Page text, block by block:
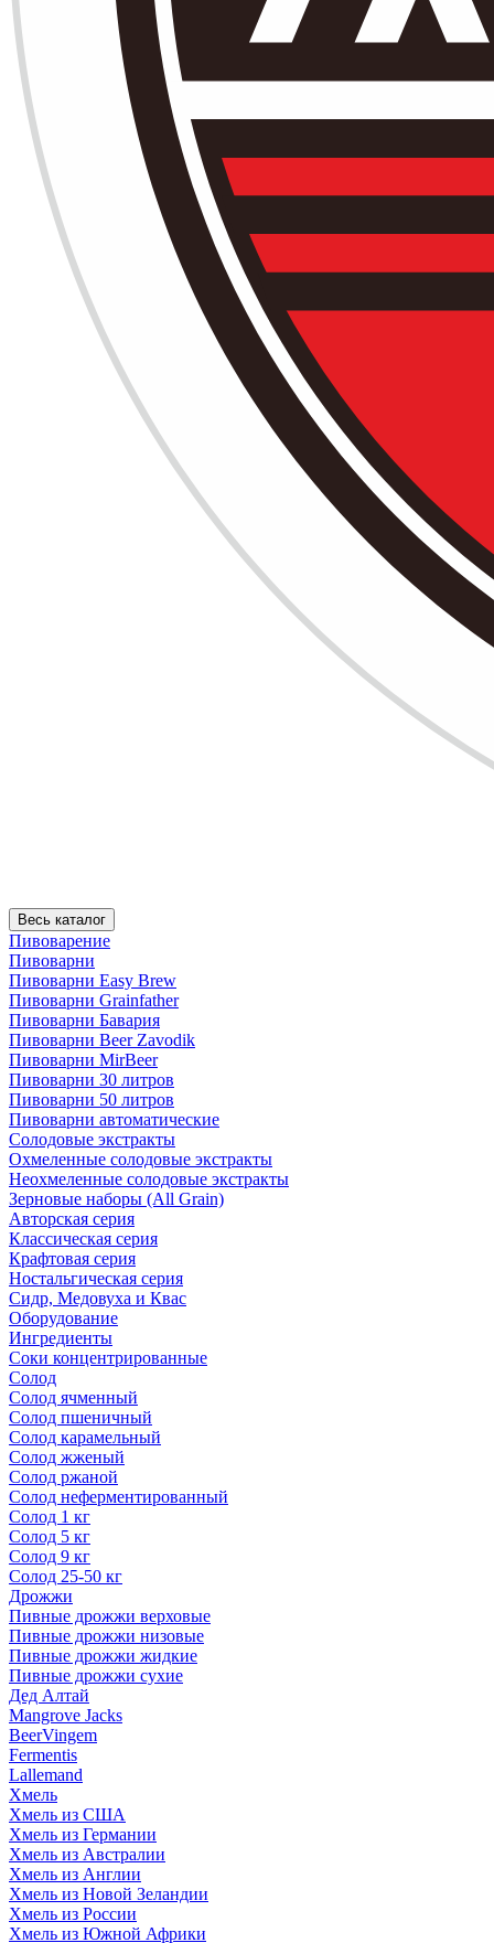
Весь каталог
Пивоварение
Пивоварни
Пивоварни Easy Brew
Пивоварни Grainfather
Пивоварни Бавария
Пивоварни Beer Zavodik
Пивоварни MirBeer
Пивоварни 30 литров
Пивоварни 50 литров
Пивоварни автоматические
Солодовые экстракты
Охмеленные солодовые экстракты
Неохмеленные солодовые экстракты
Зерновые наборы (All Grain)
Авторская серия
Классическая серия
Крафтовая серия
Ностальгическая серия
Сидр, Медовуха и Квас
Оборудование
Ингредиенты
Соки концентрированные
Солод
Солод ячменный
Солод пшеничный
Солод карамельный
Солод жженый
Солод ржаной
Солод неферментированный
Солод 1 кг
Солод 5 кг
Солод 9 кг
Солод 25-50 кг
Дрожжи
Пивные дрожжи верховые
Пивные дрожжи низовые
Пивные дрожжи жидкие
Пивные дрожжи сухие
Дед Алтай
Mangrove Jacks
BeerVingem
Fermentis
Lallemand
Хмель
Хмель из США
Хмель из Германии
Хмель из Австралии
Хмель из Англии
Хмель из Новой Зеландии
Хмель из России
Хмель из Южной Африки